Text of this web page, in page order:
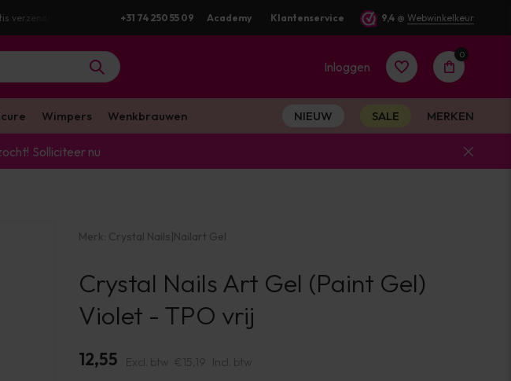
16:00 besteld? Dezelfde werkdag verstuurd
+31 74 250 55 09 Academy Klantenservice 9,4 @ Webwinkelkeur
Inloggen
Account
aanmaken
0
Wimpers Wenkbrauwen NIEUW SALE MERKEN
Solliciteer nu
Merk: Crystal Nails|Nailart Gel
Crystal Nails Art Gel (Paint Gel)
Violet - TPO vrij
12,55 Excl. btw €15,19 Incl. btw